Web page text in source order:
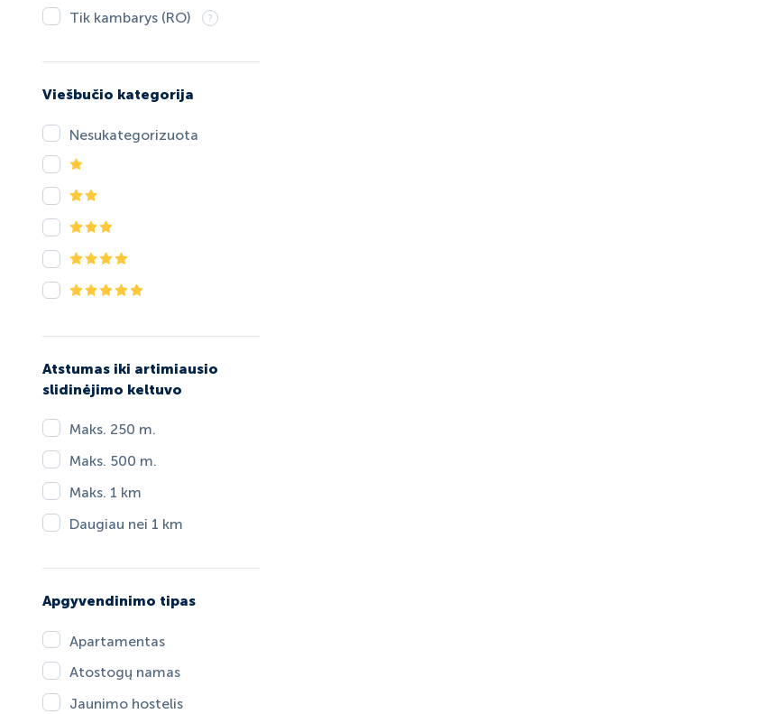
Tik kambarys (RO)
Viešbučio kategorija
Nesukategorizuota
Atstumas iki artimiausio
slidinėjimo keltuvo
Maks. 250 m.
Maks. 500 m.
Maks. 1 km
Daugiau nei 1 km
Apgyvendinimo tipas
Apartamentas
Atostogų namas
Jaunimo hostelis